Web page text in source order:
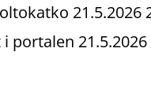
21.5.2026
portalen 21.5.2026